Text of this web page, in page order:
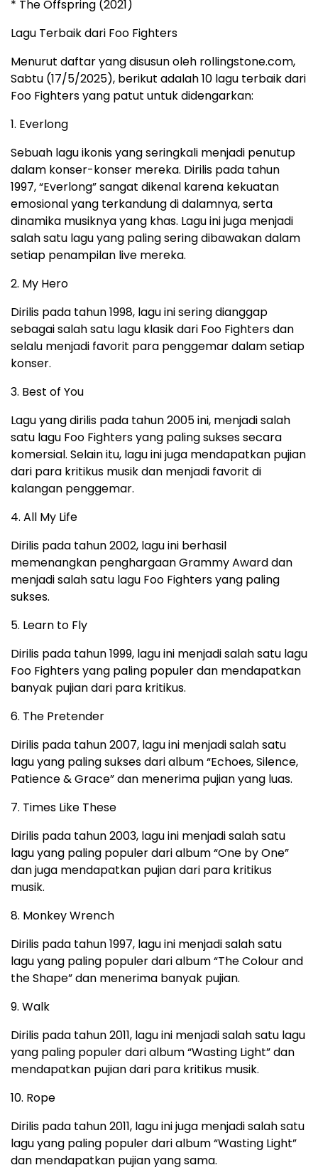
* The Offspring (2021)
Lagu Terbaik dari Foo Fighters
Menurut daftar yang disusun oleh rollingstone.com,
Sabtu (17/5/2025), berikut adalah 10 lagu terbaik dari
Foo Fighters yang patut untuk didengarkan:
1. Everlong
Sebuah lagu ikonis yang seringkali menjadi penutup
dalam konser-konser mereka. Dirilis pada tahun
1997, “Everlong” sangat dikenal karena kekuatan
emosional yang terkandung di dalamnya, serta
dinamika musiknya yang khas. Lagu ini juga menjadi
salah satu lagu yang paling sering dibawakan dalam
setiap penampilan live mereka.
2. My Hero
Dirilis pada tahun 1998, lagu ini sering dianggap
sebagai salah satu lagu klasik dari Foo Fighters dan
selalu menjadi favorit para penggemar dalam setiap
konser.
3. Best of You
Lagu yang dirilis pada tahun 2005 ini, menjadi salah
satu lagu Foo Fighters yang paling sukses secara
komersial. Selain itu, lagu ini juga mendapatkan pujian
dari para kritikus musik dan menjadi favorit di
kalangan penggemar.
4. All My Life
Dirilis pada tahun 2002, lagu ini berhasil
memenangkan penghargaan Grammy Award dan
menjadi salah satu lagu Foo Fighters yang paling
sukses.
5. Learn to Fly
Dirilis pada tahun 1999, lagu ini menjadi salah satu lagu
Foo Fighters yang paling populer dan mendapatkan
banyak pujian dari para kritikus.
6. The Pretender
Dirilis pada tahun 2007, lagu ini menjadi salah satu
lagu yang paling sukses dari album “Echoes, Silence,
Patience & Grace” dan menerima pujian yang luas.
7. Times Like These
Dirilis pada tahun 2003, lagu ini menjadi salah satu
lagu yang paling populer dari album “One by One”
dan juga mendapatkan pujian dari para kritikus
musik.
8. Monkey Wrench
Dirilis pada tahun 1997, lagu ini menjadi salah satu
lagu yang paling populer dari album “The Colour and
the Shape” dan menerima banyak pujian.
9. Walk
Dirilis pada tahun 2011, lagu ini menjadi salah satu lagu
yang paling populer dari album “Wasting Light” dan
mendapatkan pujian dari para kritikus musik.
10. Rope
Dirilis pada tahun 2011, lagu ini juga menjadi salah satu
lagu yang paling populer dari album “Wasting Light”
dan mendapatkan pujian yang sama.